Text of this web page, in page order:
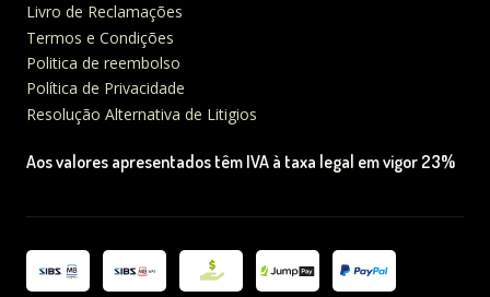
Livro de Reclamações
Termos e Condições
Politica de reembolso
Política de Privacidade
Resolução Alternativa de Litigios
Aos valores apresentados têm IVA à taxa legal em vigor 23%